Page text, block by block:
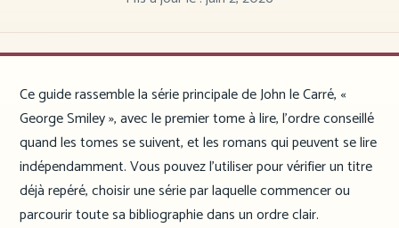
Ce guide rassemble la série principale de John le Carré, «
George Smiley », avec le premier tome à lire, l’ordre conseillé
quand les tomes se suivent, et les romans qui peuvent se lire
indépendamment. Vous pouvez l’utiliser pour vérifier un titre
déjà repéré, choisir une série par laquelle commencer ou
parcourir toute sa bibliographie dans un ordre clair.